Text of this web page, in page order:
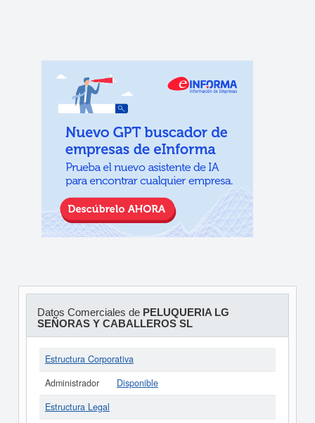
Datos Comerciales de PELUQUERIA LG
SEÑORAS Y CABALLEROS SL
Estructura Corporativa
Administrador
Disponible
Estructura Legal